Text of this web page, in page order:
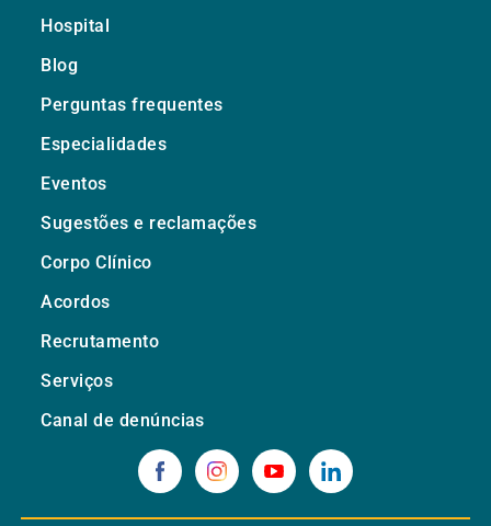
Hospital
Blog
Perguntas frequentes
Especialidades
Eventos
Sugestões e reclamações
Corpo Clínico
Acordos
Recrutamento
Serviços
Canal de denúncias